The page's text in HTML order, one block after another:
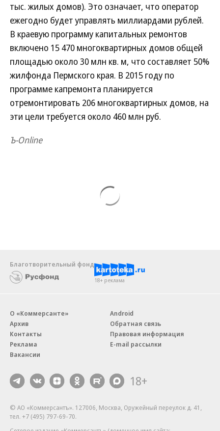
тыс. жилых домов). Это означает, что оператор
ежегодно будет управлять миллиардами рублей.
В краевую программу капитальных ремонтов
включено 15 470 многоквартирных домов общей
площадью около 30 млн кв. м, что составляет 50%
жилфонда Пермского края. В 2015 году по
программе капремонта планируется
отремонтировать 206 многоквартирных домов, на
эти цели требуется около 460 млн руб.
Ъ-Online
Благотворительный фонд
18+ реклама
О «Коммерсанте»
Архив
Контакты
Реклама
Вакансии
Android
Обратная связь
Правовая информация
E-mail рассылки
18+
© АО «Коммерсантъ». 127006, Москва, Оружейный переулок д. 41,
тел. +7 (495) 797-69-70.